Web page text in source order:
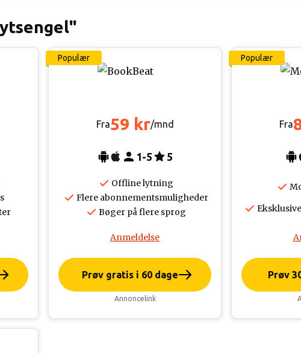
Populær
Fra59 kr/mnd
1-5 5
Offline lytning
Flere abonnementsmuligheder
Bøger på flere sprog
Anmeldelse
Prøv gratis i 60 dage
Annoncelink
Populær
Fra
Prøv